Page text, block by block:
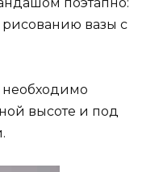
высоте и под